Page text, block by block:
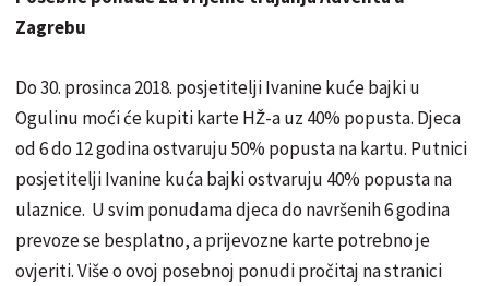
Zagrebu
Do 30. prosinca 2018. posjetitelji Ivanine kuće bajki u
Ogulinu moći će kupiti karte HŽ-a uz 40% popusta. Djeca
od 6 do 12 godina ostvaruju 50% popusta na kartu. Putnici
posjetitelji Ivanine kuća bajki ostvaruju 40% popusta na
ulaznice. U svim ponudama djeca do navršenih 6 godina
prevoze se besplatno, a prijevozne karte potrebno je
ovjeriti. Više o ovoj posebnoj ponudi pročitaj na stranici